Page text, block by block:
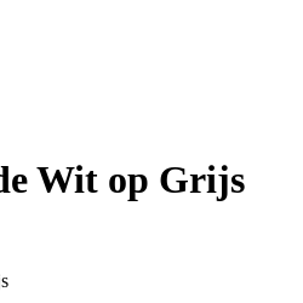
Wit op Grijs